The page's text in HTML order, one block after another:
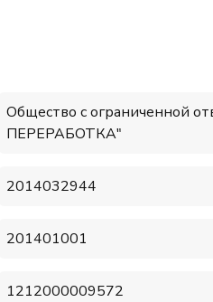
Общество с ограниченной
ПЕРЕРАБОТКА"
2014032944
201401001
1212000009572